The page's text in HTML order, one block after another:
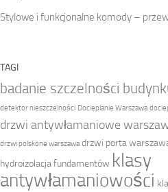
Stylowe i funkcjonalne komody –
TAGI
badanie szczelności
detektor nieszczelności Docieplanie Warszawa
drzwi antywłamaniowe
drzwi polskone warszawa drzwi porta
hydroizolacja fundamentów klasy
antywłamaniowości